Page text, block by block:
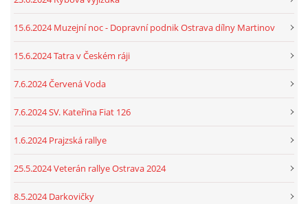
15.6.2024 Muzejní noc - Dopravní podnik Ostrava dílny Martinov
15.6.2024 Tatra v Českém ráji
7.6.2024 Červená Voda
7.6.2024 SV. Kateřina Fiat 126
1.6.2024 Prajzská rallye
25.5.2024 Veterán rallye Ostrava 2024
8.5.2024 Darkovičky